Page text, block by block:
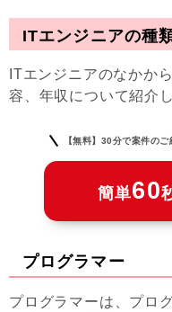
ITエンジニアの種
ITエンジニアのなかか
容、年収について紹介し
【無料】30分で案件の
簡単60
プログラマー
プログラマーは、プロ